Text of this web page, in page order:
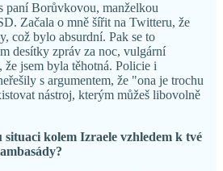
paní Borůvkovou, manželkou
Začala o mně šířit na Twitteru, že
což bylo absurdní. Pak se to
desítky zpráv za noc, vulgární
jsem byla těhotná. Policie i
s argumentem, že "ona je trochu
nástroj, kterým můžeš libovolně
situaci kolem Izraele vzhledem k tvé